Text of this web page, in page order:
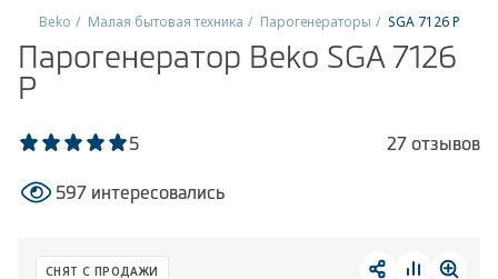
Холодильники и морозильники
Встраиваемая техника
Beko Малая бытовая техника Парогенераторы SGA 7126 P
Парогенератор Beko SGA 7126
P
5 27 отзывов
597 интересовались
СНЯТ С ПРОДАЖИ